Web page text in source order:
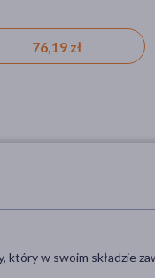
76,19 zł
16,29 zł
w swoim składzie